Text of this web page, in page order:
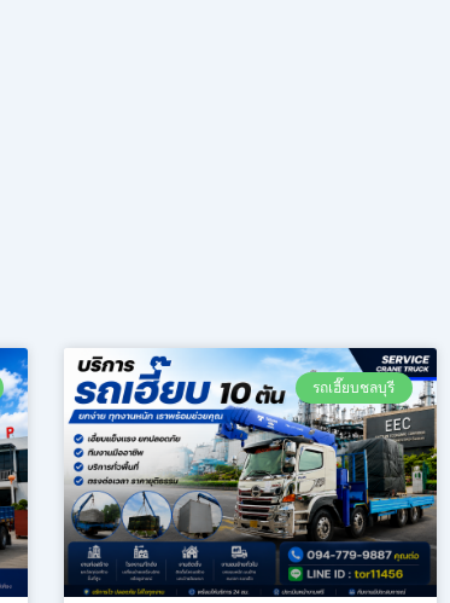
รถเฮี๊ยบชลบุรี